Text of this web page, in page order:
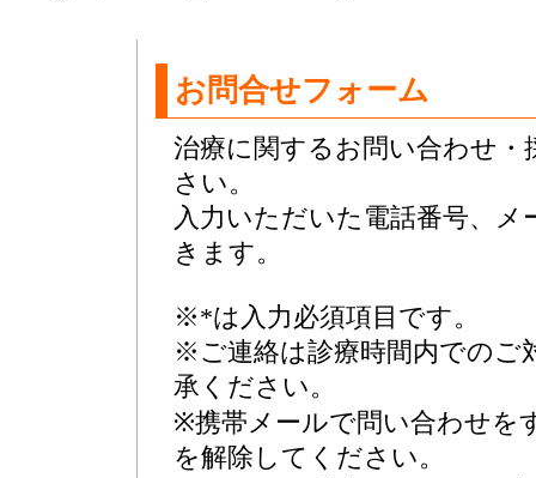
お問合せフォーム
治療に関するお問い合わせ
さい。
入力いただいた電話番号、
きます。
※*は入力必須項目です。
※ご連絡は診療時間内でのご
承ください。
※携帯メールで問い合わせを
を解除してください。